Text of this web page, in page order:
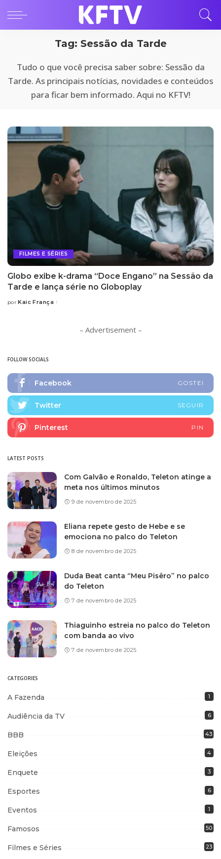
Tag: Sessão da Tarde
Tudo o que você precisa saber sobre: Sessão da
Tarde. As principais notícias, novidades e conteúdos
para ficar bem informado. Aqui no KFTV!
FILMES E SÉRIES
Globo exibe k-drama “Doce Engano” na Sessão da
Tarde e lança série no Globoplay
Posted
por Kaic França
– Advertisement –
FOLLOW SOCIALS
Facebook GOSTEI
Twitter SEGUIR
Pinterest PIN
LATEST POSTS
Com Galvão e Ronaldo, Teleton atinge a
meta nos últimos minutos
9 de novembro de 2025
Eliana repete gesto de Hebe e se
emociona no palco do Teleton
8 de novembro de 2025
Duda Beat canta “Meu Pisêro” no palco
do Teleton
7 de novembro de 2025
Thiaguinho estreia no palco do Teleton
com banda ao vivo
7 de novembro de 2025
CATEGORIES
A Fazenda 1
Audiência da TV 6
BBB 43
Eleições 4
Enquete 3
Esportes 6
Eventos 1
Famosos 50
Filmes e Séries 23